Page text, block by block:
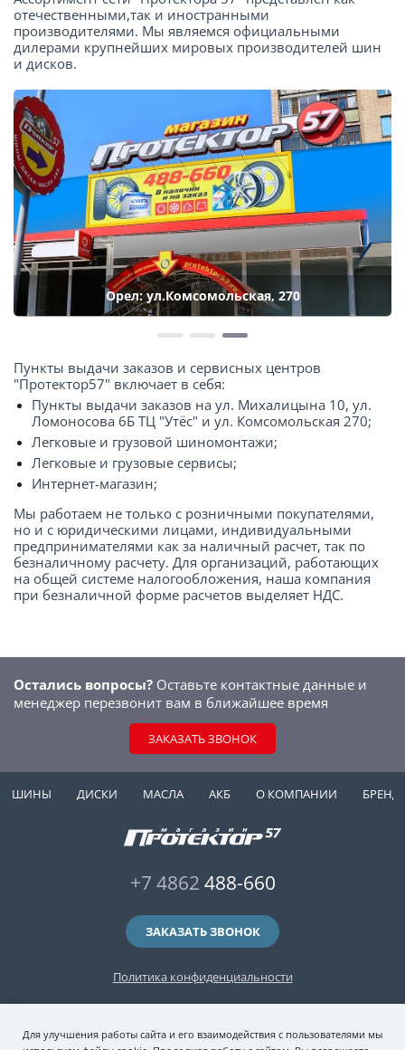
Орел: ул.Комсомольская, 270
отечественными,так и иностранными
производителями. Мы являемся официальными
дилерами крупнейших мировых производителей шин
и дисков.
Пункты выдачи заказов и сервисных центров
"Протектор57" включает в себя:
Пункты выдачи заказов на ул. Михалицына 10, ул.
Ломоносова 6Б ТЦ "Утёс" и ул. Комсомольская 270;
Легковые и грузовой шиномонтажи;
Легковые и грузовые сервисы;
Интернет-магазин;
Мы работаем не только с розничными покупателями,
но и с юридическими лицами, индивидуальными
предпринимателями как за наличный расчет, так по
безналичному расчету. Для организаций, работающих
на общей системе налогообложения, наша компания
при безналичной форме расчетов выделяет НДС.
Остались вопросы? Оставьте контактные данные и
менеджер перезвонит вам в ближайшее время
ЗАКАЗАТЬ ЗВОНОК
ШИНЫ ДИСКИ МАСЛА АКБ О КОМПАНИИ
Политика конфиденциальности
+7 4862 488-660
ЗАКАЗАТЬ ЗВОНОК
2006-2026 © интернет-магазин "Протектор 57" — автомобильные шины
(зимние и летние шины), колесные диски, шиномонтаж и хранение шин.
Для улучшения работы сайта и его взаимодействия с пользователями мы